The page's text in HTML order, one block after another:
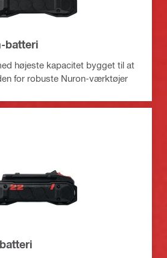
batteri
højeste kapacitet bygget til at
for robuste Nuron-værktøjer